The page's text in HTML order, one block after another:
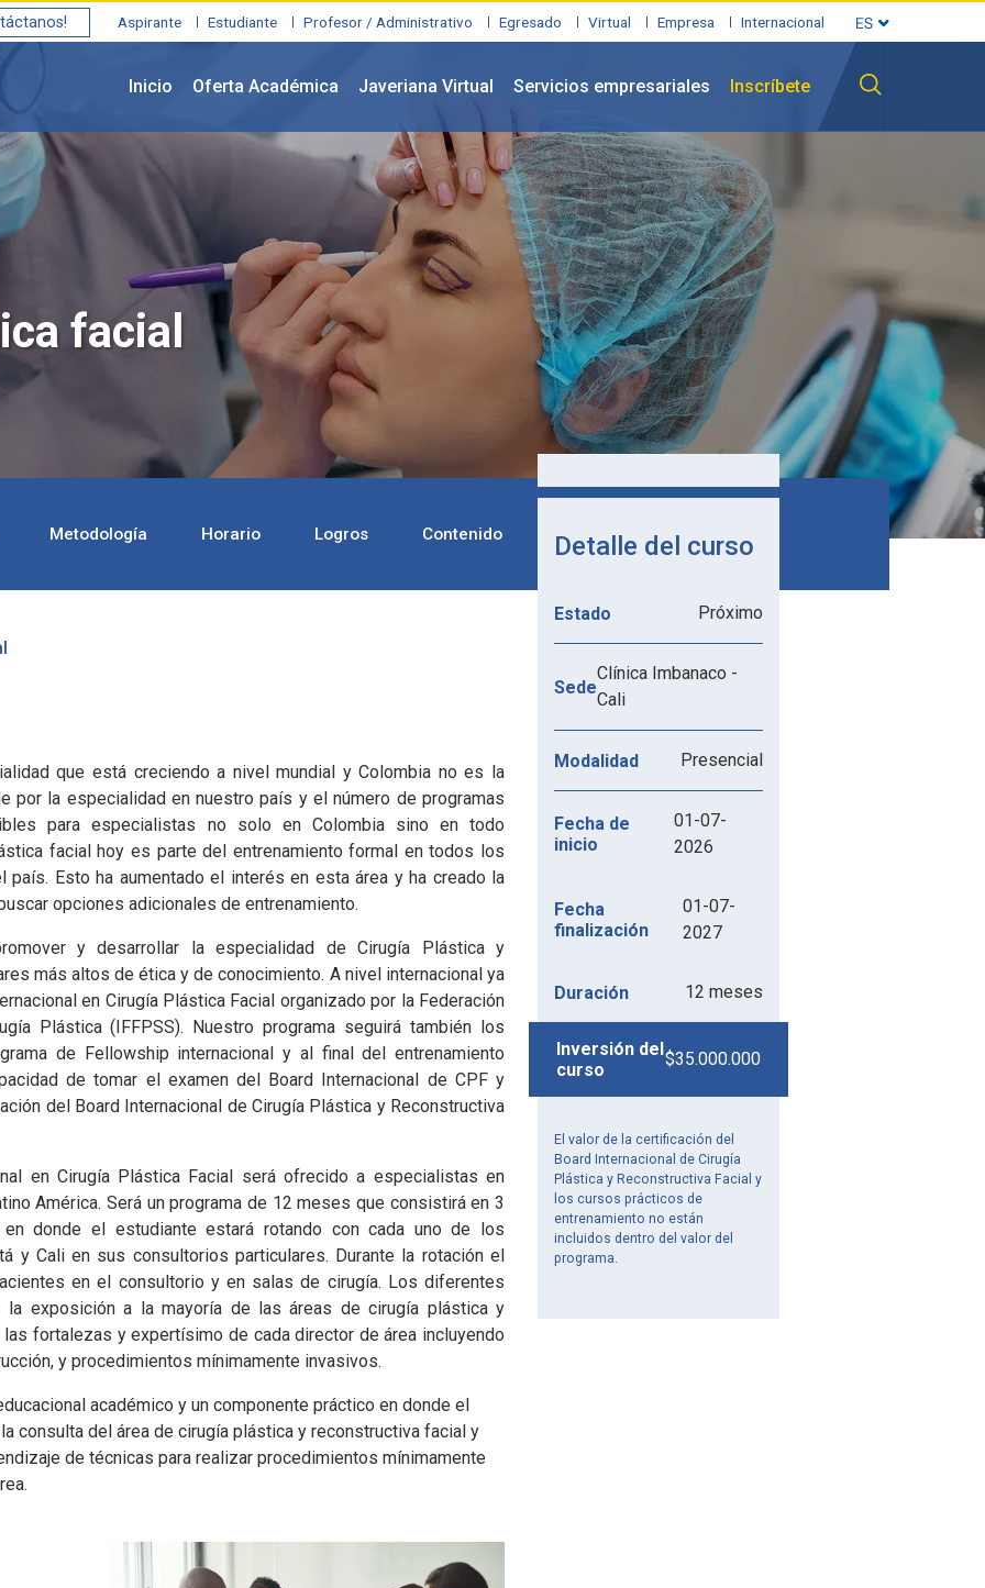
Aspirante Estudiante Profesor / Administrativo Egresado Virtual Empresa Internacional
Inicio Oferta Académica Javeriana Virtual Servicios empresariales Inscríbete
facial
Metodología Horario Logros Contenido
que está creciendo a nivel mundial y Colombia no es la
por la especialidad en nuestro país y el número de programas
para especialistas no solo en Colombia sino en todo
facial hoy es parte del entrenamiento formal en todos los
país. Esto ha aumentado el interés en esta área y ha creado la
opciones adicionales de entrenamiento.
y desarrollar la especialidad de Cirugía Plástica y
más altos de ética y de conocimiento. A nivel internacional ya
en Cirugía Plástica Facial organizado por la Federación
Plástica (IFFPSS). Nuestro programa seguirá también los
de Fellowship internacional y al final del entrenamiento
de tomar el examen del Board Internacional de CPF y
del Board Internacional de Cirugía Plástica y Reconstructiva
en Cirugía Plástica Facial será ofrecido a especialistas en
América. Será un programa de 12 meses que consistirá en 3
donde el estudiante estará rotando con cada uno de los
y Cali en sus consultorios particulares. Durante la rotación el
en el consultorio y en salas de cirugía. Los diferentes
exposición a la mayoría de las áreas de cirugía plástica y
fortalezas y expertísimo de cada director de área incluyendo
y procedimientos mínimamente invasivos.
académico y un componente práctico en donde el
consulta del área de cirugía plástica y reconstructiva facial y
de técnicas para realizar procedimientos mínimamente
Detalle del curso
Estado Próximo
Sede
Clínica Imbanaco -
Cali
Modalidad Presencial
Fecha de
inicio
01-07-
2026
Fecha
finalización
01-07-
2027
Duración 12 meses
Inversión del
curso
$35.000.000
El valor de la certificación del
Board Internacional de Cirugía
Plástica y Reconstructiva Facial y
los cursos prácticos de
entrenamiento no están
incluidos dentro del valor del
programa.